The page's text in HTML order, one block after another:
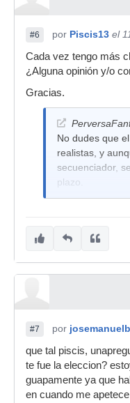
poco). La
orquestación
aunque en
grabar una
poquitas
Aqui te pongo
sus
http://
tienes que
En fin, a mí en
Un salduo.
#6 por Piscis13 el
Cada vez tengo más
¿Alguna opinión y/o
Gracias.
No dudes que
realistas, y
secuenciador,
plazo.
#7 por
que tal piscis,
te fue la eleccion?
guapamente ya que
en cuando me